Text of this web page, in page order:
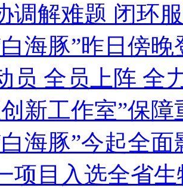
调解难题 闭环
海豚”昨日傍
员 全员上阵 全
新工作室”保
海豚”今起全面
项目入选全省